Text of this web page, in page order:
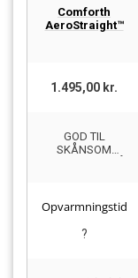
Comforth
AeroStraight™
1.495,00 kr.
GOD TIL
SKÅNSOM
Opvarmningstid
?